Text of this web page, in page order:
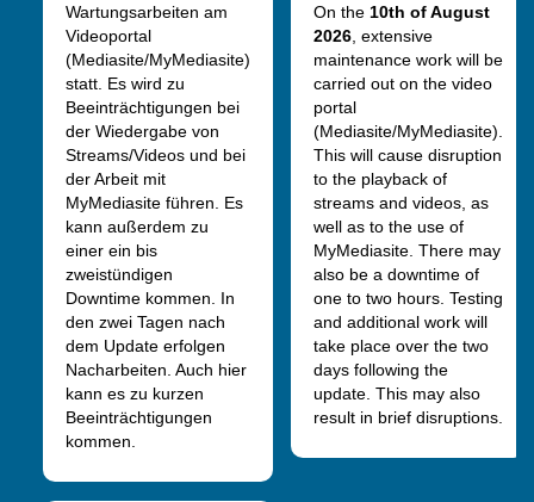
Wartungsarbeiten am
Videoportal
(Mediasite/MyMediasite)
statt. Es wird zu
Beeinträchtigungen bei
der Wiedergabe von
Streams/Videos und bei
der Arbeit mit
MyMediasite führen. Es
kann außerdem zu
einer ein bis
zweistündigen
Downtime kommen. In
den zwei Tagen nach
dem Update erfolgen
Nacharbeiten. Auch hier
kann es zu kurzen
Beeinträchtigungen
kommen.
On the 10th of August
2026, extensive
maintenance work will be
carried out on the video
portal
(Mediasite/MyMediasite).
This will cause disruption
to the playback of
streams and videos, as
well as to the use of
MyMediasite. There may
also be a downtime of
one to two hours. Testing
and additional work will
take place over the two
days following the
update. This may also
result in brief disruptions.